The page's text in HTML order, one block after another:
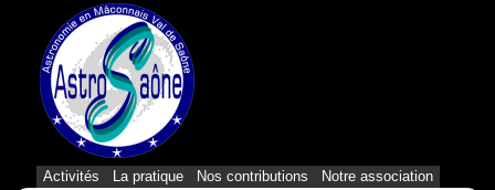
Activités La pratique Nos contributions Notre association